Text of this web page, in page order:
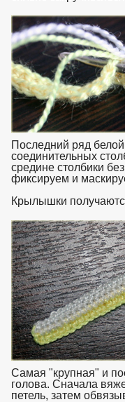
Последний ряд
соединительных
средине столбики
фиксируем и
Крылышки
Самая "крупная" и
голова. Сначала
петель, затем